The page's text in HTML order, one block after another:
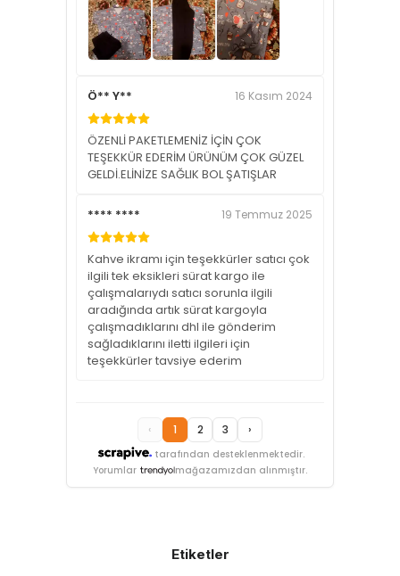
Ö** Y** 16 Kasım 2024
ÖZENLİ PAKETLEMENİZ İÇİN ÇOK
TEŞEKKÜR EDERİM ÜRÜNÜM ÇOK GÜZEL
GELDİ.ELİNİZE SAĞLIK BOL ŞATIŞLAR
**** **** 19 Temmuz 2025
Kahve ikramı için teşekkürler satıcı çok
ilgili tek eksikleri sürat kargo ile
çalışmalarıydı satıcı sorunla ilgili
aradığında artık sürat kargoyla
çalışmadıklarını dhl ile gönderim
sağladıklarını iletti ilgileri için
teşekkürler tavsiye ederim
tarafından desteklenmektedir.
‹ 1 2 3 ›
Yorumlar mağazamızdan alınmıştır.
Etiketler